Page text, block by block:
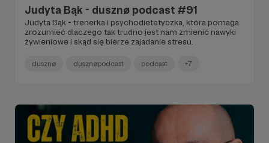
Judyta Bąk - dusznø podcast #91
Judyta Bąk - trenerka i psychodietetyczka, która pomaga
zrozumieć dlaczego tak trudno jest nam zmienić nawyki
żywieniowe i skąd się bierze zajadanie stresu.
dusznø dusznøpodcast podcast +7